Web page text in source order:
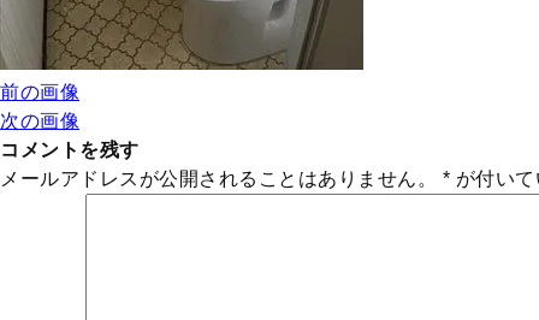
前の画像
次の画像
コメントを残す
メールアドレスが公開されることはありません。
* が付い